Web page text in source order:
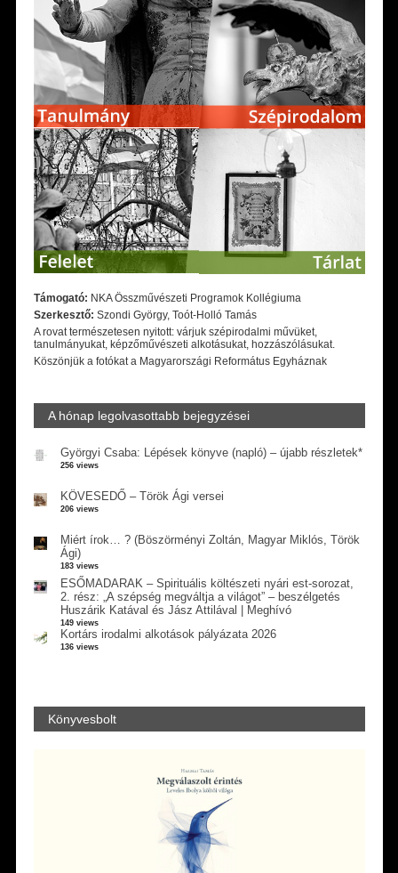
Támogató: NKA Összművészeti Programok Kollégiuma
Szerkesztő: Szondi György, Toót-Holló Tamás
A rovat természetesen nyitott: várjuk szépirodalmi művüket,
tanulmányukat, képzőművészeti alkotásukat, hozzászólásukat.
Köszönjük a fotókat a Magyarországi Református Egyháznak
A hónap legolvasottabb bejegyzései
Györgyi Csaba: Lépések könyve (napló) – újabb részletek*
256 views
KÖVESEDŐ – Török Ági versei
206 views
Miért írok… ? (Böszörményi Zoltán, Magyar Miklós, Török
Ági)
183 views
ESŐMADARAK – Spirituális költészeti nyári est-sorozat,
2. rész: „A szépség megváltja a világot” – beszélgetés
Huszárik Katával és Jász Attilával | Meghívó
149 views
Kortárs irodalmi alkotások pályázata 2026
136 views
Könyvesbolt